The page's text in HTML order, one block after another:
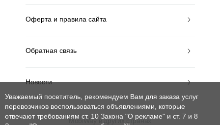
Оферта и правила сайта
Обратная связь
Новости
MobiWay в других странах
Уважаемый посетитель, рекомендуем Вам для заказа услуг
перевозчиков воспользоваться объявлениями, которые
отвечают требованиям ст. 10 Закона "О рекламе" и ст. 7 и 8